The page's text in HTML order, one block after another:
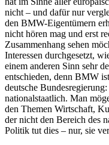
nicht – und dafür nur
den BMW-Eigentümern
nicht hören mag und erst
Zusammenhang sehen
Interessen durchgesetzt,
einem anderen Sinn sehr
entschieden, denn BMW
deutsche
nationalstaatlich. Man
den Themen Wirtschaft,
der nicht den Bereich des
Politik tut dies – nur, sie